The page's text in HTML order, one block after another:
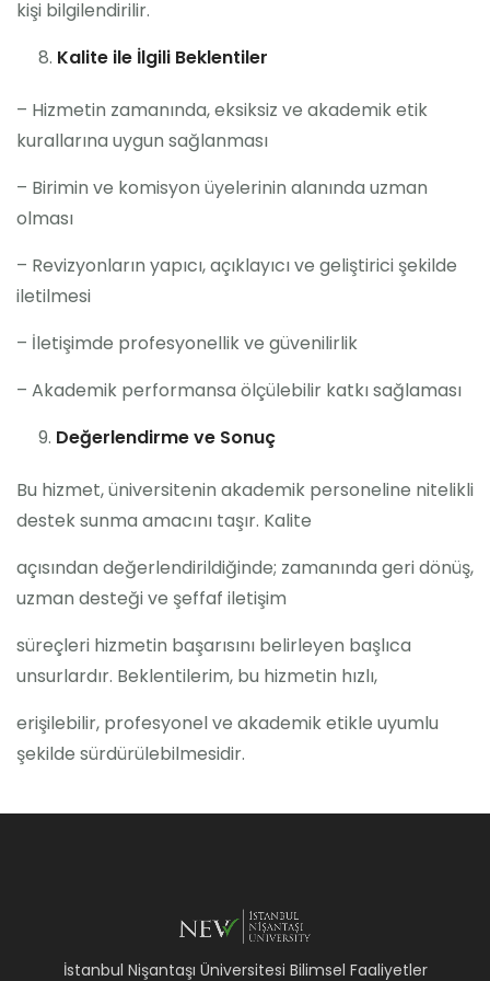
kişi bilgilendirilir.
Kalite ile İlgili Beklentiler
– Hizmetin zamanında, eksiksiz ve akademik etik
kurallarına uygun sağlanması
– Birimin ve komisyon üyelerinin alanında uzman
olması
– Revizyonların yapıcı, açıklayıcı ve geliştirici şekilde
iletilmesi
– İletişimde profesyonellik ve güvenilirlik
– Akademik performansa ölçülebilir katkı sağlaması
Değerlendirme ve Sonuç
Bu hizmet, üniversitenin akademik personeline nitelikli
destek sunma amacını taşır. Kalite
açısından değerlendirildiğinde; zamanında geri dönüş,
uzman desteği ve şeffaf iletişim
süreçleri hizmetin başarısını belirleyen başlıca
unsurlardır. Beklentilerim, bu hizmetin hızlı,
erişilebilir, profesyonel ve akademik etikle uyumlu
şekilde sürdürülebilmesidir.
İstanbul Nişantaşı Üniversitesi Bilimsel Faaliyetler